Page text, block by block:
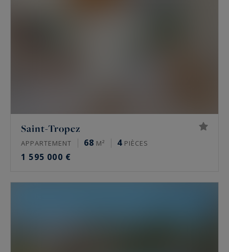
Saint-Tropez
APPARTEMENT 68 M² 4 PIÈCES
1 595 000 €